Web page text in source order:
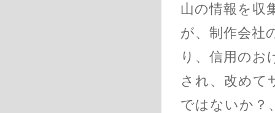
山の情報を収
が、制作会社
り、信用のお
され、改めて
ではないか？